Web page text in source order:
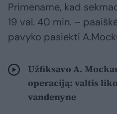
Primename, kad
19 val. 40 min. –
pavyko pasiekti
Užfiksavo A.
operaciją: valtis
vandenyne